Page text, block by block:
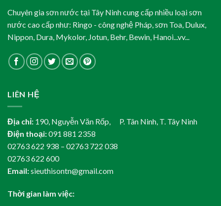
Chuyên gia sơn nước tại Tây Ninh cung cấp nhiều loại sơn
nước cao cấp như: Ringo - công nghệ Pháp, sơn Toa, Dulux,
Nippon, Dura, Mykolor, Jotun, Behr, Bewin, Hanoi...vv...
LIÊN HỆ
Địa chỉ: 190, Nguyễn Văn Rốp, P. Tân Ninh, T. Tây Ninh
Điện thoại:091 881 2358
02763 622 938 – 02763 722 038
02763 622 600
Email:sieuthisontn@gmail.com
Thời gian làm việc: